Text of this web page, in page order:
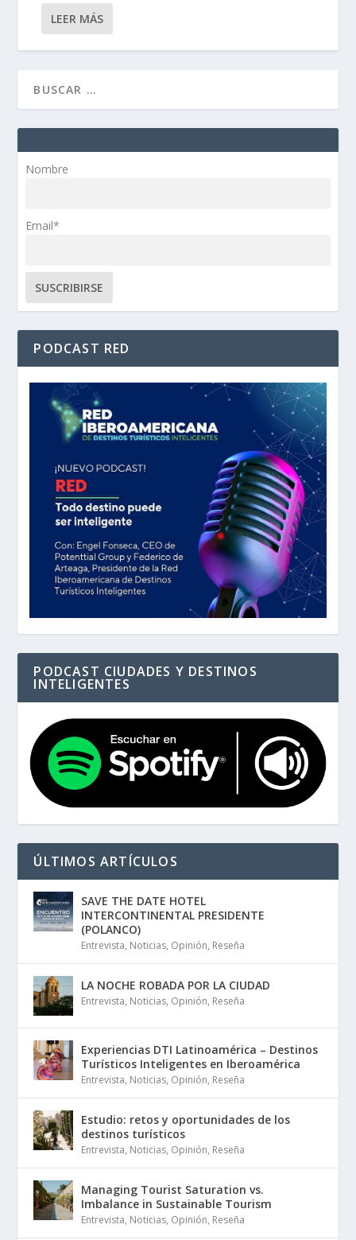
LEER MÁS
Nombre
Email*
PODCAST RED
PODCAST CIUDADES Y DESTINOS
INTELIGENTES
ÚLTIMOS ARTÍCULOS
SAVE THE DATE HOTEL
INTERCONTINENTAL PRESIDENTE
(POLANCO)
Entrevista, Noticias, Opinión, Reseña
LA NOCHE ROBADA POR LA CIUDAD
Entrevista, Noticias, Opinión, Reseña
Experiencias DTI Latinoamérica – Destinos
Turísticos Inteligentes en Iberoamérica
Entrevista, Noticias, Opinión, Reseña
Estudio: retos y oportunidades de los
destinos turísticos
Entrevista, Noticias, Opinión, Reseña
Managing Tourist Saturation vs.
Imbalance in Sustainable Tourism
Entrevista, Noticias, Opinión, Reseña